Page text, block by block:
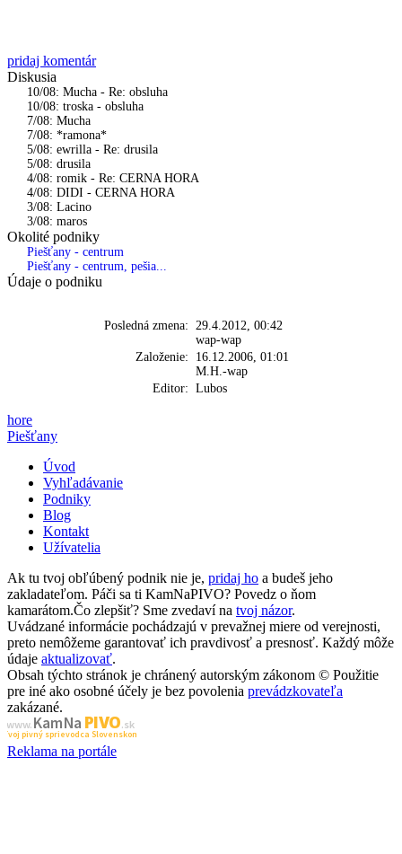
pridaj komentár
Diskusia
10/08: Mucha - Re: obsluha
10/08: troska - obsluha
7/08: Mucha
7/08: *ramona*
5/08: ewrilla - Re: drusila
5/08: drusila
4/08: romik - Re: CERNA HORA
4/08: DIDI - CERNA HORA
3/08: Lacino
3/08: maros
Okolité podniky
Piešťany - centrum
Piešťany - centrum, pešia...
Údaje o podniku
Posledná zmena: 29.4.2012, 00:42
wap-wap
Založenie: 16.12.2006, 01:01
M.H.-wap
Editor: Lubos
hore
Piešťany
Úvod
Vyhľadávanie
Podniky
Blog
Kontakt
Užívatelia
Ak tu tvoj obľúbený podnik nie je, pridaj ho a budeš jeho
zakladateľom. Páči sa ti KamNaPIVO? Povedz o ňom
kamarátom.Čo zlepšiť? Sme zvedaví na tvoj názor.
Uvádzané informácie pochádzajú v prevažnej miere od verejnosti,
preto nemôžeme garantovať ich pravdivosť a presnosť. Každý môže
údaje aktualizovať.
Obsah týchto stránok je chránený autorským zákonom © Použitie
pre iné ako osobné účely je bez povolenia prevádzkovateľa
zakázané.
www.Kam Na PIVO.sk
Tvoj pivný sprievodca Slovenskom
Reklama na portále